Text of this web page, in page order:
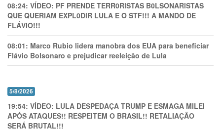
08:24: VÍDEO: PF PRENDE TERR0RlSTAS B0LSONARlSTAS
QUE QUERIAM EXPL0DlR LULA E O STF!!! A MANDO DE
FLÁVIO!!!
08:01: Marco Rubio lidera manobra dos EUA para beneficiar
Flávio Bolsonaro e prejudicar reeleição de Lula
5/8/2026
19:54: VÍDEO: LULA DESPEDAÇA TRUMP E ESMAGA MILEI
APÓS ATAQUES!! RESPEITEM O BRASIL!! RETALIAÇÃO
SERÁ BRUTAL!!!